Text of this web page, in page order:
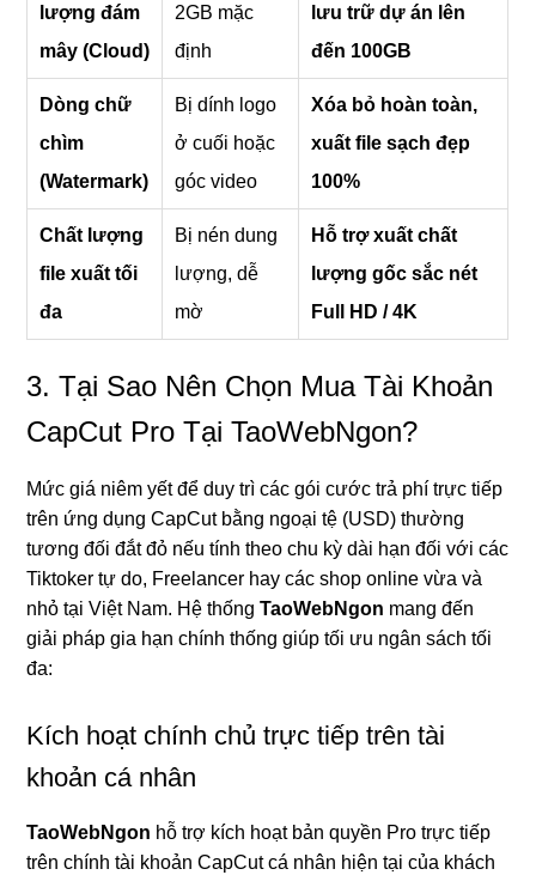
lượng đám
mây (Cloud)
2GB mặc
định
lưu trữ dự án lên
đến 100GB
Dòng chữ
chìm
(Watermark)
Bị dính logo
ở cuối hoặc
góc video
Xóa bỏ hoàn toàn,
xuất file sạch đẹp
100%
Chất lượng
file xuất tối
đa
Bị nén dung
lượng, dễ
mờ
Hỗ trợ xuất chất
lượng gốc sắc nét
Full HD / 4K
3. Tại Sao Nên Chọn Mua Tài Khoản
CapCut Pro Tại TaoWebNgon?
Mức giá niêm yết để duy trì các gói cước trả phí trực tiếp
trên ứng dụng CapCut bằng ngoại tệ (USD) thường
tương đối đắt đỏ nếu tính theo chu kỳ dài hạn đối với các
Tiktoker tự do, Freelancer hay các shop online vừa và
nhỏ tại Việt Nam. Hệ thốngTaoWebNgon mang đến
giải pháp gia hạn chính thống giúp tối ưu ngân sách tối
đa:
Kích hoạt chính chủ trực tiếp trên tài
khoản cá nhân
TaoWebNgon hỗ trợ kích hoạt bản quyền Pro trực tiếp
trên chính tài khoản CapCut cá nhân hiện tại của khách